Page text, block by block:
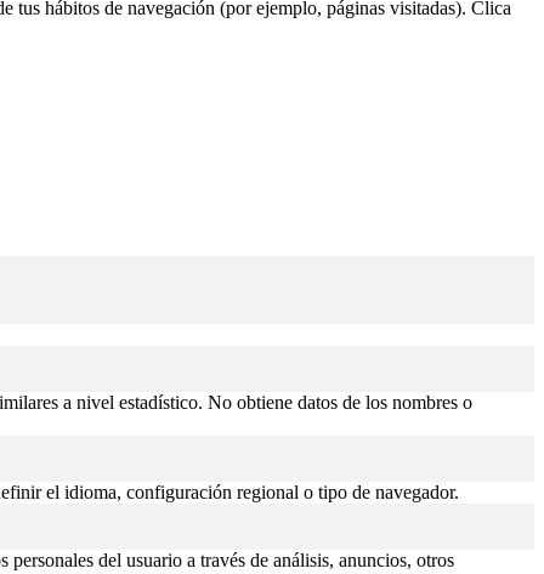
tus hábitos de navegación (por ejemplo, páginas visitadas). Clica
a nivel estadístico. No obtiene datos de los nombres o
el idioma, configuración regional o tipo de navegador.
del usuario a través de análisis, anuncios, otros